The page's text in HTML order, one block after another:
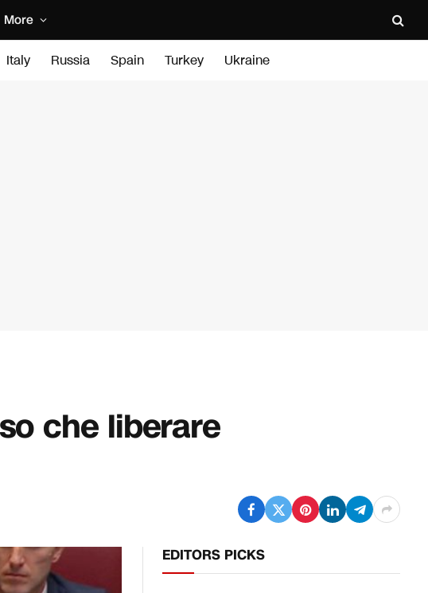
More
Italy Russia Spain Turkey Ukraine
che liberare
EDITORS PICKS